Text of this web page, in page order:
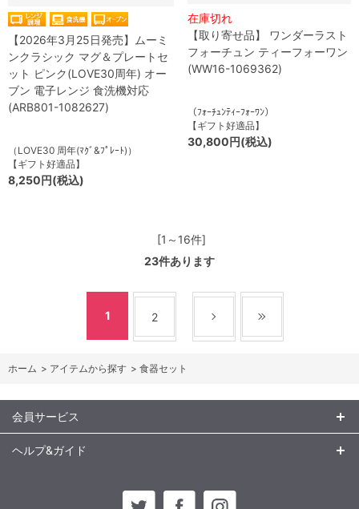
【2026年3月25日発売】ムーミ
ンクラシック マグ＆プレートセ
ット ピンク(LOVE30周年) オー
ブン 電子レンジ 食洗機対応
(ARB801-1082627)
（LOVE30 周年(ﾏｸﾞ&ﾌﾟﾚｰﾄ)）
【ギフト好適品】
8,250円(税込)
在庫切れ
【取り寄せ品】 ワンダーラスト
フォーチュン ティーフォーワン
(WW16-1069362)
（ﾌｫｰﾁｭﾝﾃｨｰﾌｫｰﾜﾝ）
【ギフト好適品】
30,800円(税込)
[1～16件]
23件あります
1 2
ホーム > アイテムから探す > 食器セット
会員サービス
ヘルプ&ガイド